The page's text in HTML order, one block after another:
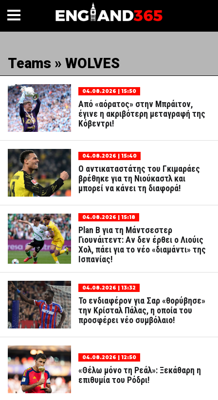
Teams » WOLVES
04.08.2026 | 15:50
Από «αόρατος» στην Μπράιτον,
έγινε η ακριβότερη μεταγραφή της
Κόβεντρι!
04.08.2026 | 15:40
Ο αντικαταστάτης του Γκιμαράες
βρέθηκε για τη Νιούκαστλ και
μπορεί να κάνει τη διαφορά!
04.08.2026 | 15:18
Plan B για τη Μάντσεστερ
Γιουνάιτεντ: Αν δεν έρθει ο Λιούις
Χολ, πάει για το νέο «διαμάντι» της
Ισπανίας!
04.08.2026 | 13:32
Το ενδιαφέρον για Σαρ «θορύβησε»
την Κρίσταλ Πάλας, η οποία του
προσφέρει νέο συμβόλαιο!
04.08.2026 | 12:50
«Θέλω μόνο τη Ρεάλ»: Ξεκάθαρη η
επιθυμία του Ρόδρι!